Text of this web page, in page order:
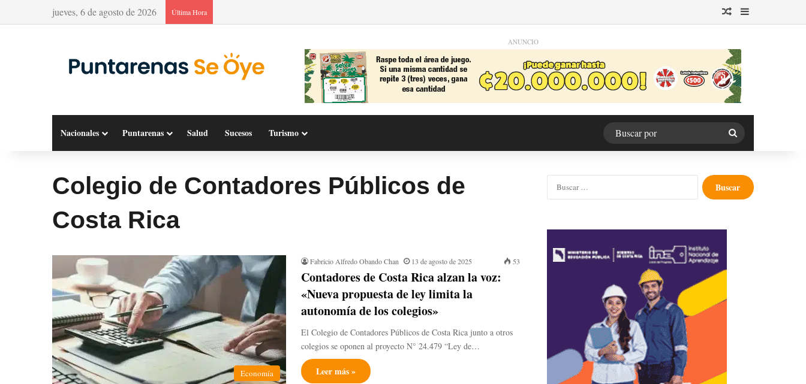
jueves, 6 de agosto de 2026 Última Hora Publicación al azar
Barra lateral
ANUNCIO
Nacionales Puntarenas Salud Sucesos Turismo
Buscar
por
Colegio de Contadores Públicos de
Costa Rica
Economía
Fabricio Alfredo Obando Chan 13 de agosto de 2025 53
Contadores de Costa Rica alzan la voz:
«Nueva propuesta de ley limita la
autonomía de los colegios»
El Colegio de Contadores Públicos de Costa Rica junto a otros
colegios se oponen al proyecto N° 24.479 “Ley de…
Leer más »
Buscar: